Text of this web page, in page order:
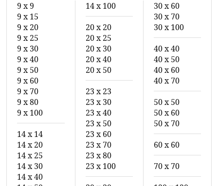
9 x 9 14 x 100
30 x 60
9 x 15
30 x 70
9 x 20
20 x 20
30 x 100
9 x 25
20 x 25
9 x 30
20 x 30
40 x 40
9 x 40
20 x 40
40 x 50
9 x 50
20 x 50
40 x 60
9 x 60
40 x 70
9 x 70
23 x 23
9 x 80
23 x 30
50 x 50
9 x 100
23 x 40
50 x 60
23 x 50
50 x 70
14 x 14
23 x 60
14 x 20
23 x 70
60 x 60
14 x 25
23 x 80
14 x 30
23 x 100
70 x 70
14 x 40